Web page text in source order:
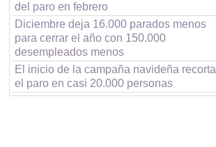
del paro en febrero
Diciembre deja 16.000 parados menos
para cerrar el año con 150.000
desempleados menos
El inicio de la campaña navideña recorta
el paro en casi 20.000 personas